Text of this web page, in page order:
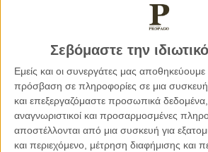
Σεβόμαστε την
Εμείς και οι συνεργάτες μας αποθηκεύουμε
πρόσβαση σε πληροφορίες σε μια
και επεξεργαζόμαστε προσωπικά
αναγνωριστικοί και προσαρμοσμένες
αποστέλλονται από μια συσκευή για
και περιεχόμενο, μέτρηση διαφήμισης και